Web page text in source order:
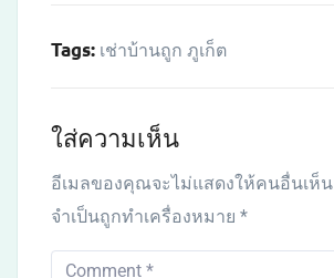
Tags: เช่าบ้านถูก ภูเก็ต
ใส่ความเห็น
อีเมลของคุณจะไม่แสดงให้คนอื่นเห็น
จำเป็นถูกทำเครื่องหมาย *